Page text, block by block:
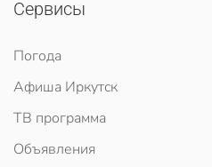
Сервисы
Погода
Афиша Иркутск
ТВ программа
Объявления